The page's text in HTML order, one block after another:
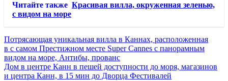
Читайте также Красивая вилла, окруженная зеленью,
с видом на море
Потрясающая уникальная вилла в Каннах, расположенная
в с самом Престижном месте Super Cannes с панорамным
видом на море, Антибы, прованс
Дом в центре Канн в пешей доступности до моря, магазинов
и центра Канн, в 15 мин до Дворца Фестивалей